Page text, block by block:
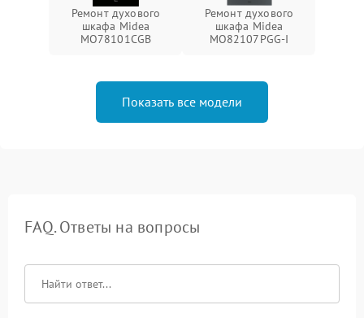
Ремонт духового
шкафа Midea
MO78101CGB
Ремонт духового
шкафа Midea
MO82107PGG-I
Показать все модели
FAQ. Ответы на вопросы